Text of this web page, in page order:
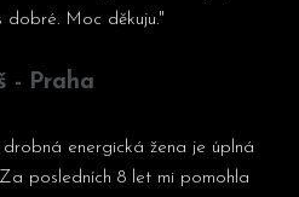
Moc děkuju."
- Praha
energická žena je úplná
posledních 8 let mi pomohla